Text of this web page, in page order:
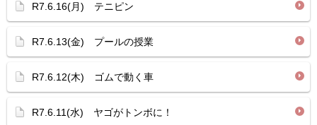
R7.6.16(月) テニピン
R7.6.13(金) プールの授業
R7.6.12(木) ゴムで動く車
R7.6.11(水) ヤゴがトンボに！